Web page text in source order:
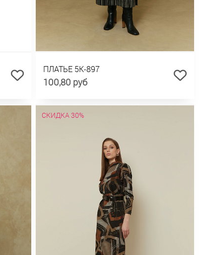
ПЛАТЬЕ 5К-897
100,80 руб
СКИДКА 30%